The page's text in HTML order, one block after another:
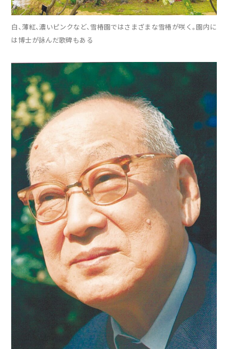
白、薄紅、濃いピンクなど、雪椿園ではさまざまな雪椿が咲く。園内に
は博士が詠んだ歌碑もある